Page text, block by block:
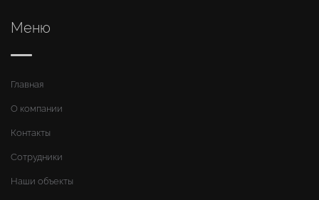
Меню
Главная
О компании
Контакты
Сотрудники
Наши объекты